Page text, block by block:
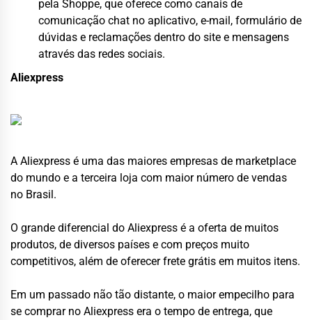
pela Shoppe, que oferece como canais de
comunicação chat no aplicativo, e-mail, formulário de
dúvidas e reclamações dentro do site e mensagens
através das redes sociais.
Aliexpress
A Aliexpress é uma das maiores empresas de marketplace
do mundo e a terceira loja com maior número de vendas
no Brasil.
O grande diferencial do Aliexpress é a oferta de muitos
produtos, de diversos países e com preços muito
competitivos, além de oferecer frete grátis em muitos itens.
Em um passado não tão distante, o maior empecilho para
se comprar no Aliexpress era o tempo de entrega, que